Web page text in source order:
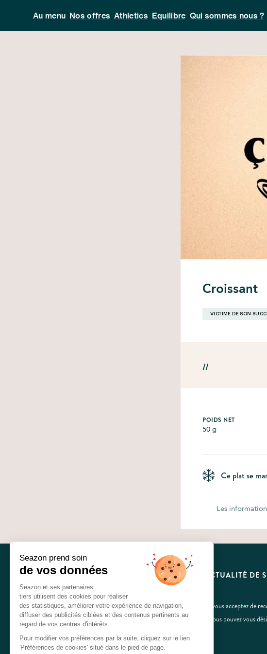
Seazon prend soin
de vos données
Seazon et ses partenaires
tiers utilisent des cookies pour réaliser
des statistiques, améliorer votre expérience de navigation,
diffuser des publicités ciblées et des contenus pertinents au
regard de vos centres d'intérêts.
Pour modifier vos préférences par la suite, cliquez sur le lien
'Préférences de cookies' situé dans le pied de page.
Au menu Nos offres Athletics Equilibre Qui sommes nous ?
Croissant
VICTIME DE SON
//
POIDS NET
50 g
Ce plat se
Les
RECEVEZ L’ACTUALITÉ DE
En renseignant votre adresse email, vous acceptez de
confidentialité
. Vous pouvez vous